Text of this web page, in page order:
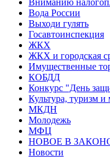
Вниманию
Вода России
Выходи гулять
Госавтоинспекция
ЖКХ
ЖКХ и городская
Имущественные
КОБДД
Конкурс "День
Культура, туризм
МКДН
Молодежь
МФЦ
НОВОЕ В
Новости